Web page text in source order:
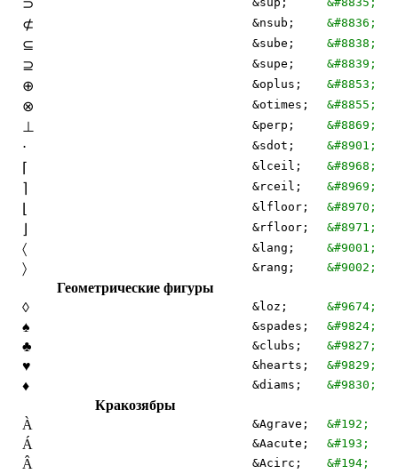
⊃
⊄ &nsub; &#8836;
⊆ &sube; &#8838;
⊇ &supe; &#8839;
⊕ &oplus; &#8853;
⊗ &otimes; &#8855;
⊥ &perp; &#8869;
⋅ &sdot; &#8901;
⌈ &lceil; &#8968;
⌉ &rceil; &#8969;
&lfloor; &#8970;
&rfloor; &#8971;
〈 &lang; &#9001;
〉 &rang; &#9002;
Геометрические фигуры
◊
&loz; &#9674;
♠ &spades; &#9824;
♣ &clubs; &#9827;
♥ &hearts; &#9829;
♦ &diams; &#9830;
Кракозябры
À
&Agrave; &#192;
Á &Aacute; &#193;
Â &Acirc; &#194;